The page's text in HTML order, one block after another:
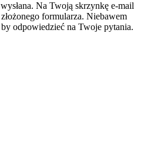
Na Twoją skrzynkę e-mail
formularza. Niebawem
odpowiedzieć na Twoje pytania.